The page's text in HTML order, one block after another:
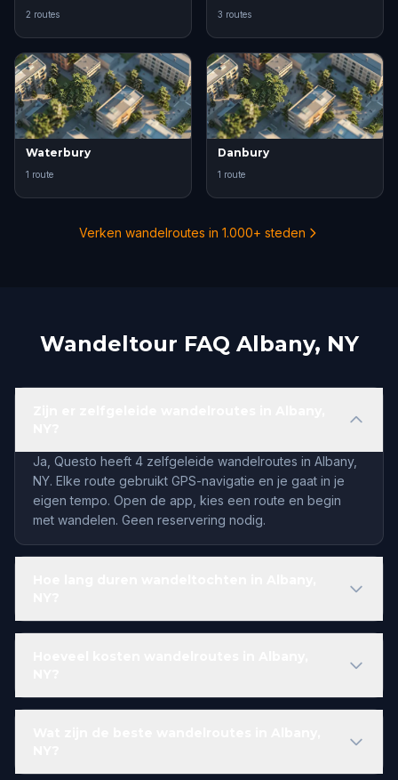
2 routes 3 routes
Waterbury
1 route
Danbury
1 route
Verken wandelroutes in 1.000+ steden
Wandeltour FAQ Albany, NY
Ja, Questo heeft 4 zelfgeleide wandelroutes in Albany,
NY. Elke route gebruikt GPS-navigatie en je gaat in je
eigen tempo. Open de app, kies een route en begin
met wandelen. Geen reservering nodig.